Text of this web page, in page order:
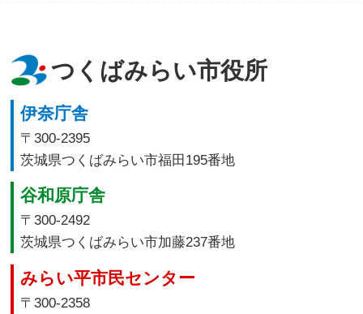
つくばみらい市役所
伊奈庁舎
〒300-2395
茨城県つくばみらい市福田195番地
谷和原庁舎
〒300-2492
茨城県つくばみらい市加藤237番地
みらい平市民センター
〒300-2358